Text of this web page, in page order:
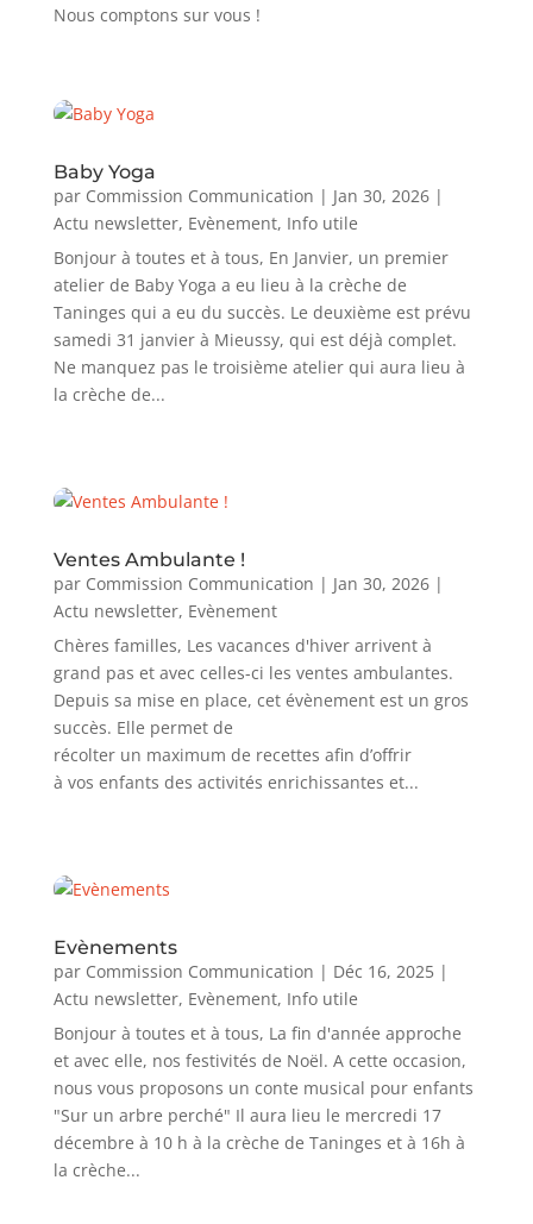
Nous comptons sur vous !
Baby Yoga
par Commission Communication | Jan 30, 2026|
Actu newsletter, Evènement, Info utile
Bonjour à toutes et à tous, En Janvier, un premier
atelier de Baby Yoga a eu lieu à la crèche de
Taninges qui a eu du succès. Le deuxième est prévu
samedi 31 janvier à Mieussy, qui est déjà complet.
Ne manquez pas le troisième atelier qui aura lieu à
la crèche de...
Ventes Ambulante !
par Commission Communication | Jan 30, 2026|
Actu newsletter, Evènement
Chères familles, Les vacances d'hiver arrivent à
grand pas et avec celles-ci les ventes ambulantes.
Depuis sa mise en place, cet évènement est un gros
succès. Elle permet de
récolter un maximum de recettes afin d’offrir
à vos enfants des activités enrichissantes et...
Evènements
par Commission Communication | Déc 16, 2025|
Actu newsletter, Evènement, Info utile
Bonjour à toutes et à tous, La fin d'année approche
et avec elle, nos festivités de Noël. A cette occasion,
nous vous proposons un conte musical pour enfants
"Sur un arbre perché" Il aura lieu le mercredi 17
décembre à 10 h à la crèche de Taninges et à 16h à
la crèche...